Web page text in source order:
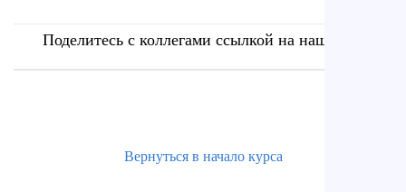
Поделитесь с коллегами ссылкой на наш сайт
Вернуться в начало курса